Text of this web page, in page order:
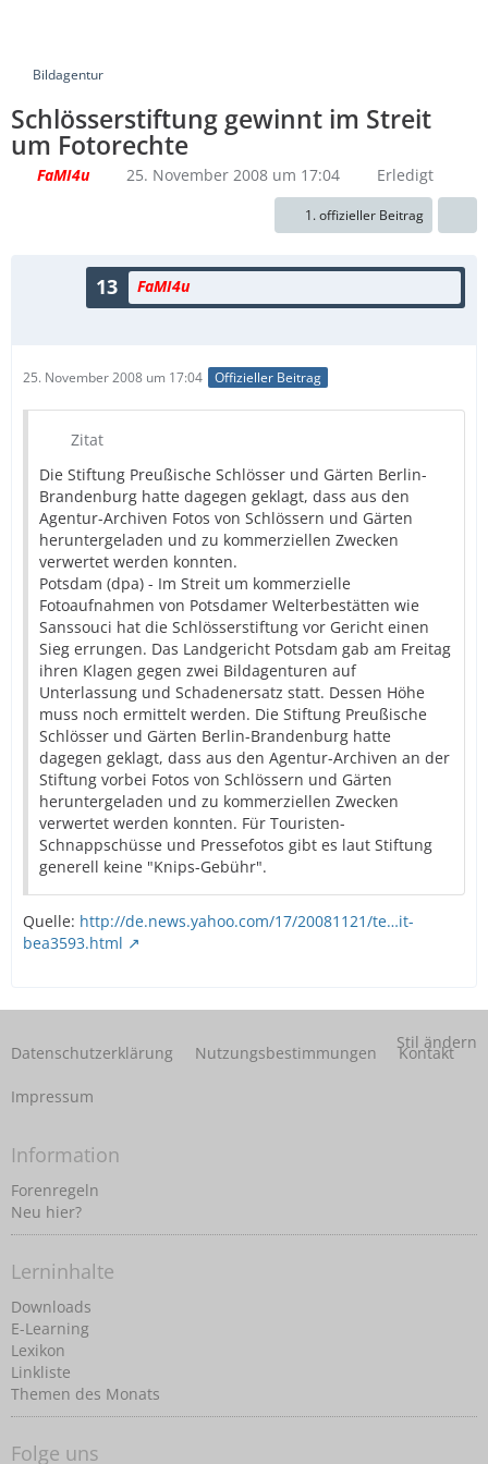
Bildagentur
Schlösserstiftung gewinnt im Streit
um Fotorechte
FaMI4u 25. November 2008 um 17:04 Erledigt
1. offizieller Beitrag
13 FaMI4u
25. November 2008 um 17:04 Offizieller Beitrag
Zitat
Die Stiftung Preußische Schlösser und Gärten Berlin-
Brandenburg hatte dagegen geklagt, dass aus den
Agentur-Archiven Fotos von Schlössern und Gärten
heruntergeladen und zu kommerziellen Zwecken
verwertet werden konnten.
Potsdam (dpa) - Im Streit um kommerzielle
Fotoaufnahmen von Potsdamer Welterbestätten wie
Sanssouci hat die Schlösserstiftung vor Gericht einen
Sieg errungen. Das Landgericht Potsdam gab am Freitag
ihren Klagen gegen zwei Bildagenturen auf
Unterlassung und Schadenersatz statt. Dessen Höhe
muss noch ermittelt werden. Die Stiftung Preußische
Schlösser und Gärten Berlin-Brandenburg hatte
dagegen geklagt, dass aus den Agentur-Archiven an der
Stiftung vorbei Fotos von Schlössern und Gärten
heruntergeladen und zu kommerziellen Zwecken
verwertet werden konnten. Für Touristen-
Schnappschüsse und Pressefotos gibt es laut Stiftung
generell keine "Knips-Gebühr".
Quelle: http://de.news.yahoo.com/17/20081121/te…it-
bea3593.html
Stil ändern
Datenschutzerklärung Nutzungsbestimmungen Kontakt
Impressum
Information
Forenregeln
Neu hier?
Lerninhalte
Downloads
E-Learning
Lexikon
Linkliste
Themen des Monats
Folge uns